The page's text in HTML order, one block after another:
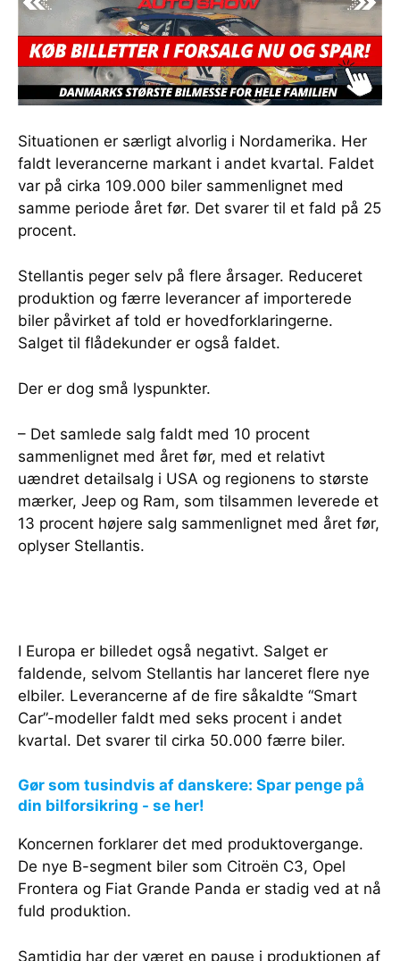
Situationen er særligt alvorlig i Nordamerika. Her
faldt leverancerne markant i andet kvartal. Faldet
var på cirka 109.000 biler sammenlignet med
samme periode året før. Det svarer til et fald på 25
procent.
Stellantis peger selv på flere årsager. Reduceret
produktion og færre leverancer af importerede
biler påvirket af told er hovedforklaringerne.
Salget til flådekunder er også faldet.
Der er dog små lyspunkter.
– Det samlede salg faldt med 10 procent
sammenlignet med året før, med et relativt
uændret detailsalg i USA og regionens to største
mærker, Jeep og Ram, som tilsammen leverede et
13 procent højere salg sammenlignet med året før,
oplyser Stellantis.
I Europa er billedet også negativt. Salget er
faldende, selvom Stellantis har lanceret flere nye
elbiler. Leverancerne af de fire såkaldte “Smart
Car”-modeller faldt med seks procent i andet
kvartal. Det svarer til cirka 50.000 færre biler.
Gør som tusindvis af danskere: Spar penge på
din bilforsikring - se her!
Koncernen forklarer det med produktovergange.
De nye B-segment biler som Citroën C3, Opel
Frontera og Fiat Grande Panda er stadig ved at nå
fuld produktion.
Samtidig har der været en pause i produktionen af